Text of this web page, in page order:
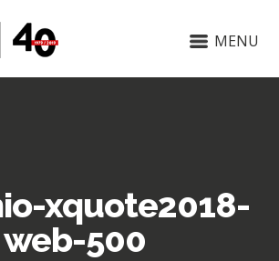
MENU
xquote2018-
web-500